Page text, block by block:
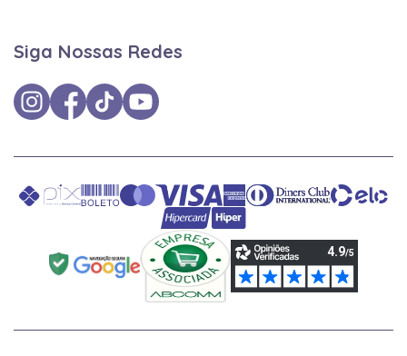
Siga Nossas Redes